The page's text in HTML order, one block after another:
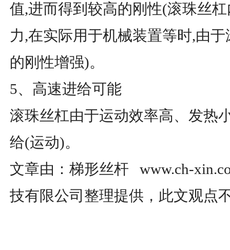
值,进而得到较高的刚性(滚珠丝
力,在实际用于机械装置等时,由
的刚性增强)。
5、高速进给可能
滚珠丝杠由于运动效率高、发热
给(运动)。
文章由：梯形丝杆 www.ch-
技有限公司整理提供，此文观点